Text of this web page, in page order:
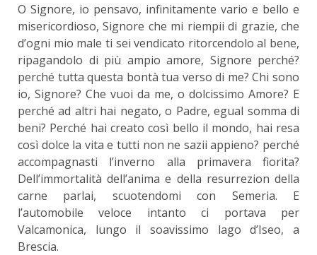
O Signore, io pensavo, infinitamente vario e bello e
misericordioso, Signore che mi riempii di grazie, che
d’ogni mio male ti sei vendicato ritorcendolo al bene,
ripagandolo di più ampio amore, Signore perché?
perché tutta questa bontà tua verso di me? Chi sono
io, Signore? Che vuoi da me, o dolcissimo Amore? E
perché ad altri hai negato, o Padre, egual somma di
beni? Perché hai creato così bello il mondo, hai resa
così dolce la vita e tutti non ne sazii appieno? perché
accompagnasti l’inverno alla primavera fiorita?
Dell’immortalità dell’anima e della resurrezion della
carne parlai, scuotendomi con Semeria. E
l’automobile veloce intanto ci portava per
Valcamonica, lungo il soavissimo lago d’Iseo, a
Brescia.